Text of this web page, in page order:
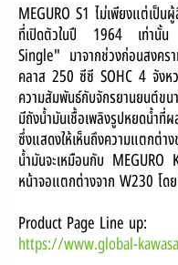
MEGURO S1 ไม่เพียงแต่เป็
ที่เปิดตัวในปี 1964 เท่านั้น
Single" มาจากช่วงก่อนสงค
คลาส 250 ซีซี SOHC 4 จังห
ความสัมพันธ์กับจักรยานยนต์ข
มีถังน้ำมันเชื้อเพลิงรูปหยดน้ำที่
ซึ่งแสดงให้เห็นถึงความแตกต่า
น้ำมันจะเหมือนกับ
หน้าจอแตกต่างจาก W230 โด
Product Page Line up:
https://www.global-